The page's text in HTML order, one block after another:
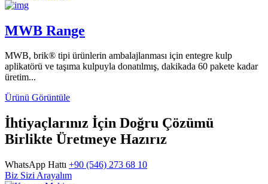
MWB Range
MWB, brik® tipi ürünlerin ambalajlanması için entegre kulp
aplikatörü ve taşıma kulpuyla donatılmış, dakikada 60 pakete kadar
üretim...
Ürünü Görüntüle
İhtiyaçlarınız İçin Doğru Çözümü
Birlikte Üretmeye Hazırız
WhatsApp Hattı +90 (546) 273 68 10
Biz Sizi Arayalım